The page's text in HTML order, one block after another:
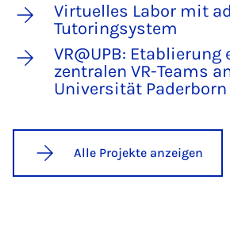
Virtuelles Labor mit
Tutoringsystem
VR@UPB: Etablierung
zentralen VR-Teams
Universität Paderborn
Alle Projekte anzeigen